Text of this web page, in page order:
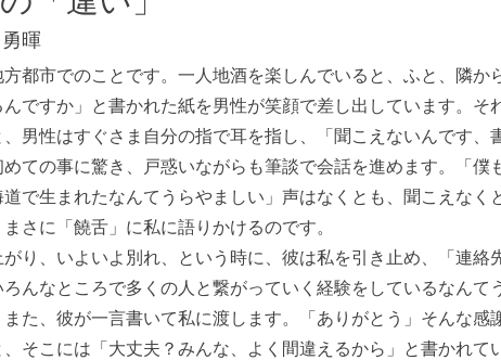
連
盟
の
公
式
サ
イ
ト
で
す
暉
都市でのことです。一人地酒を楽しんでいると、ふと、隣か
んですか」と書かれた紙を男性が笑顔で差し出しています。
男性はすぐさま自分の指で耳を指し、「聞こえないんです、
ての事に驚き、戸惑いながらも筆談で会話を進めます。「僕
で生まれたなんてうらやましい」声はなくとも、聞こえなく
さに「饒舌」に私に語りかけるのです。
り、いよいよ別れ、という時に、彼は私を引き止め、「連絡
んなところで多くの人と繋がっていく経験をしているなんて
た、彼が一言書いて私に渡します。「ありがとう」そんな感
そこには「大丈夫？みんな、よく間違えるから」と書かれて